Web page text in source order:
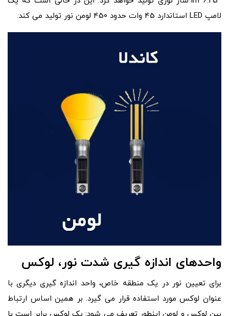
لامپ LED استاندارد 45 وات حدود 450 لومن نور تولید می کند.
واحدهای اندازه گیری شدت نور، لوکس
برای تعیین نور در یک منطقه خاص، واحد اندازه گیری دیگری با
عنوان لوکس مورد استفاده قرار می گیرد. بر همین اساس ارتباط